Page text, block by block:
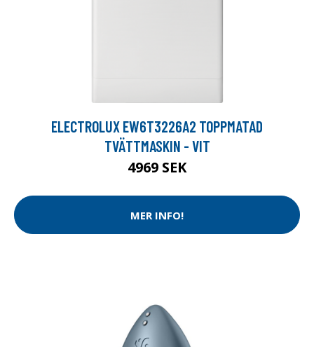
ELECTROLUX EW6T3226A2 TOPPMATAD
TVÄTTMASKIN - VIT
4969 SEK
MER INFO!